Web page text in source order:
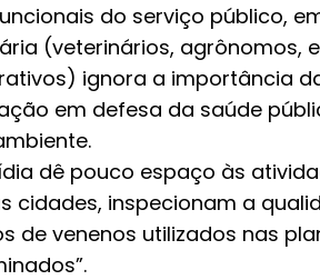
do serviço público,
(veterinários, agrônomos,
ignora a importância
em defesa da saúde
dê pouco espaço às
cidades, inspecionam a
de venenos utilizados nas